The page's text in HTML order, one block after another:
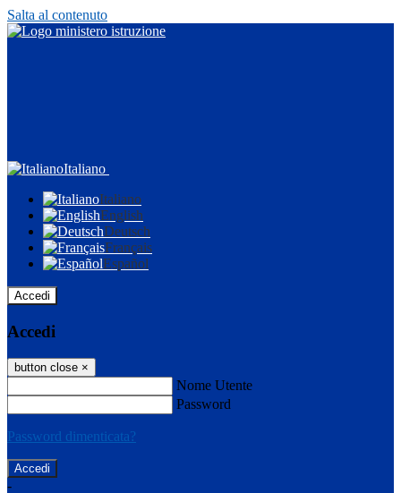
Salta al contenuto
Italiano
Italiano
English
Deutsch
Français
Español
Accedi
Accedi
button close ×
Nome Utente
Password
Password dimenticata?
-